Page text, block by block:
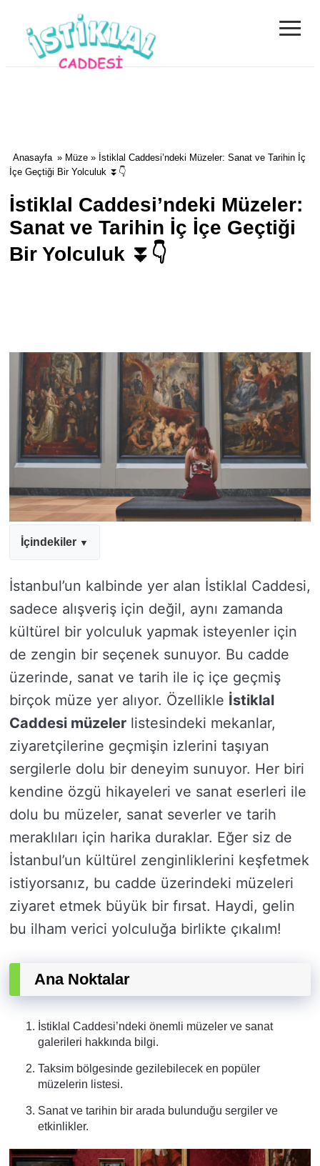
İstiklal
≡
Anasayfa » Müze » İstiklal Caddesi’ndeki Müzeler: Sanat ve Tarihin İç
İçe Geçtiği Bir Yolculuk ⏬👇
İstiklal Caddesi’ndeki Müzeler:
Sanat ve Tarihin İç İçe Geçtiği
Bir Yolculuk ⏬👇
İçindekiler
İstanbul’un kalbinde yer alan İstiklal Caddesi,
sadece alışveriş için değil, aynı zamanda
kültürel bir yolculuk yapmak isteyenler için
de zengin bir seçenek sunuyor. Bu cadde
üzerinde, sanat ve tarih ile iç içe geçmiş
birçok müze yer alıyor. Özellikle İstiklal
Caddesi müzeler listesindeki mekanlar,
ziyaretçilerine geçmişin izlerini taşıyan
sergilerle dolu bir deneyim sunuyor. Her biri
kendine özgü hikayeleri ve sanat eserleri ile
dolu bu müzeler, sanat severler ve tarih
meraklıları için harika duraklar. Eğer siz de
İstanbul’un kültürel zenginliklerini keşfetmek
istiyorsanız, bu cadde üzerindeki müzeleri
ziyaret etmek büyük bir fırsat. Haydi, gelin
bu ilham verici yolculuğa birlikte çıkalım!
Ana Noktalar
İstiklal Caddesi’ndeki önemli müzeler ve sanat
galerileri hakkında bilgi.
Taksim bölgesinde gezilebilecek en popüler
müzelerin listesi.
Sanat ve tarihin bir arada bulunduğu sergiler ve
etkinlikler.